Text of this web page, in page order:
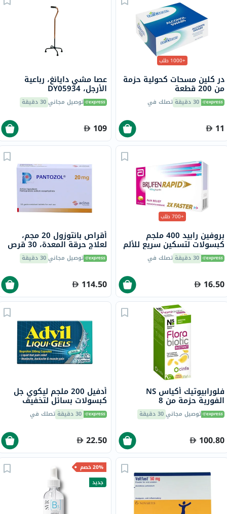
+1000 طلب
در كلين مسحات كحولية حزمة
من 200 قطعة
30 دقيقة تصلك في
11
عصا مشي دايانغ، رباعية
الأرجل، DY05934
توصيل مجاني30 دقيقة
109
+700 طلب
بروفين رابيد 400 ملجم
كبسولات لتسكين سريع للألم
حزمة من 20
30 دقيقة تصلك في
16.50
أقراص بانتوزول 20 مجم،
لعلاج حرقة المعدة، 30 قرص
توصيل مجاني30 دقيقة
114.50
فلورابيوتيك أكياس NS
الفورية حزمة من 8
توصيل مجاني30 دقيقة
100.80
أدفيل 200 ملجم ليكوي جل
كبسولات بسائل لتخفيف
الألم، 32 قطعة 30 دقيقة تصلك في
22.50
20% خصم
جديد